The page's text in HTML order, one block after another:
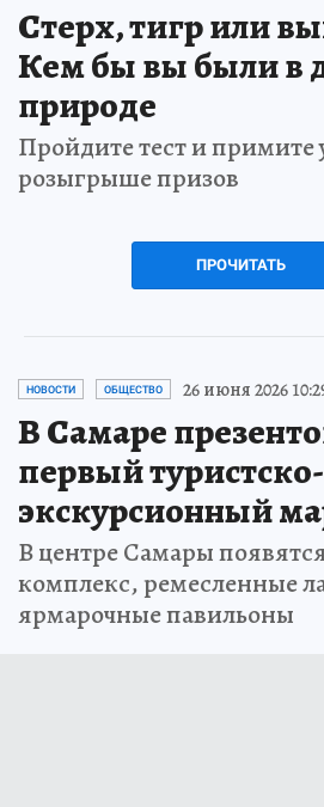
Стерх, тигр или
Кем бы вы были в
природе
Пройдите тест и примите
розыгрыше призов
ПРОЧИТАТЬ
НОВОСТИ ОБЩЕСТВО 26 июня 2026
В Самаре
первый туристско-
экскурсионный
В центре Самары
комплекс, ремесленные
ярмарочные павильоны